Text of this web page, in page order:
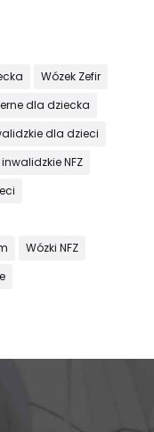
Wózek Zefir
dla dziecka
dla dzieci
NFZ
Wózki NFZ